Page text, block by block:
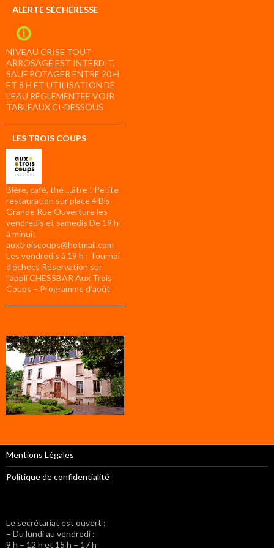
ALERTE SÉCHERESSE
NIVEAU CRISE TOUT
ARROSAGE EST INTERDIT,
SAUF POTAGER ENTRE 20 H
ET 8 H ET UTILISATION DE
L’EAU RÉGLEMENTÉE VOIR
TABLEAUX CI-DESSOUS
LES TROIS COUPS
Bière, café, thé …âtre ! Petite
restauration sur place 4 Bis
Grande Rue Ouverture les
vendredis et samedis De 19 h
à minuit
auxtroiscoups@hotmail.com
Les vendredis à 19 h : Tournoi
d’échecs Réservation sur
l’appli CHESSBAR Aux Trois
Coups – Programme d’août
Mentions Légales
Politique de confidentialité
Le secrétariat est ouvert :
– Du lundi au vendredi :
9 h – 12 h et 15 h – 17 h